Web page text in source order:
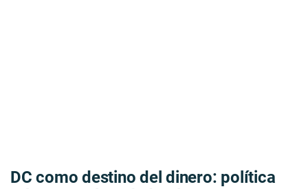
DC como destino del dinero: política